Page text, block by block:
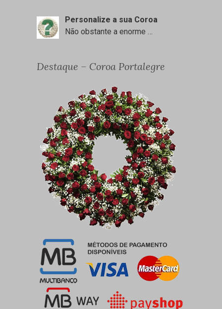
Personalize a sua Coroa
Não obstante a enorme …
Destaque – Coroa Portalegre